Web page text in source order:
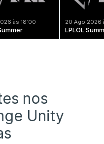
às 18:00 20 Ago 2026
LPLOL
nos
Unity